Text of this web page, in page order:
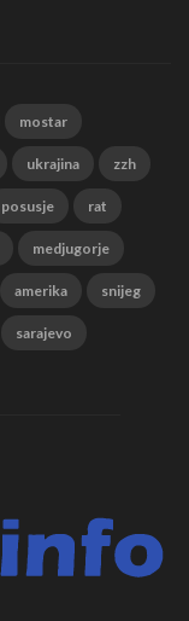
mostar
ukrajina zzh
posusje rat
medjugorje
amerika snijeg
sarajevo